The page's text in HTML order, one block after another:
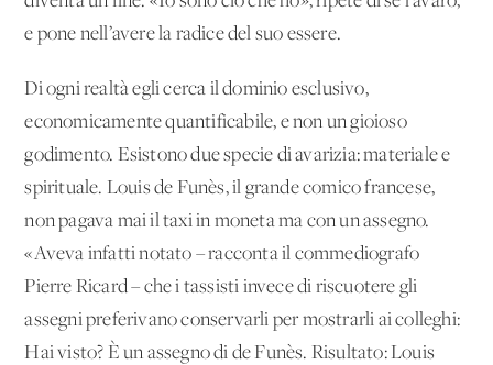
e pone nell’avere la radice del suo essere.
Di ogni realtà egli cerca il dominio esclusivo,
economicamente quantificabile, e non un gioioso
godimento. Esistono due specie di avarizia: materiale e
spirituale. Louis de Funès, il grande comico francese,
non pagava mai il taxi in moneta ma con un assegno.
«Aveva infatti notato – racconta il commediografo
Pierre Ricard – che i tassisti invece di riscuotere gli
assegni preferivano conservarli per mostrarli ai colleghi:
Hai visto? È un assegno di de Funès. Risultato: Louis